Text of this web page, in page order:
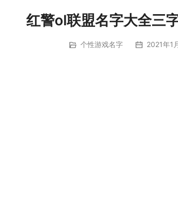
红警ol联盟名字大全三
个性游戏名字 2021年1